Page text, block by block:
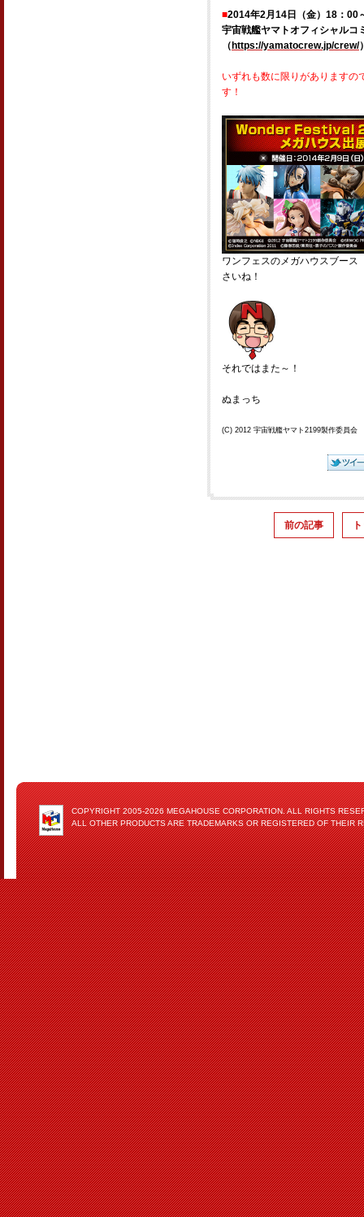
■2014年2月14日（金）18：00
宇宙戦艦ヤマトオフィシャルコ
（https://yamatocrew.jp/crew/
いずれも数に限りがありますの
す！
ワンフェスのメガハウスブー
さいね！
それではまた～！
ぬまっち
(C) 2012 宇宙戦艦ヤマト2199製作委員会
前の記事
COPYRIGHT 2005-2026 MEGAHOUSE CORPORATION. ALL RIGHTS
ALL OTHER PRODUCTS ARE TRADEMARKS OR REGISTERED OF THEIR